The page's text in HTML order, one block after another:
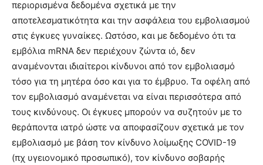
περιορισμένα δεδομένα σχετικά με την
αποτελεσματικότητα και την ασφάλεια του εμβολιασμού
στις έγκυες γυναίκες. Ωστόσο, και με δεδομένο ότι τα
εμβόλια mRNA δεν περιέχουν ζώντα ιό, δεν
αναμένονται ιδιαίτεροι κίνδυνοι από τον εμβολιασμό
τόσο για τη μητέρα όσο και για το έμβρυο. Τα οφέλη από
τον εμβολιασμό αναμένεται να είναι περισσότερα από
τους κινδύνους. Οι έγκυες μπορούν να συζητούν με το
θεράποντα ιατρό ώστε να αποφασίζουν σχετικά με τον
εμβολιασμό με βάση τον κίνδυνο λοίμωξης COVID-19
(πχ υγειονομικό προσωπικό), τον κίνδυνο σοβαρής